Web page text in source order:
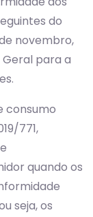
do
novembro,
para a
consumo
771,
quando os
seja, os